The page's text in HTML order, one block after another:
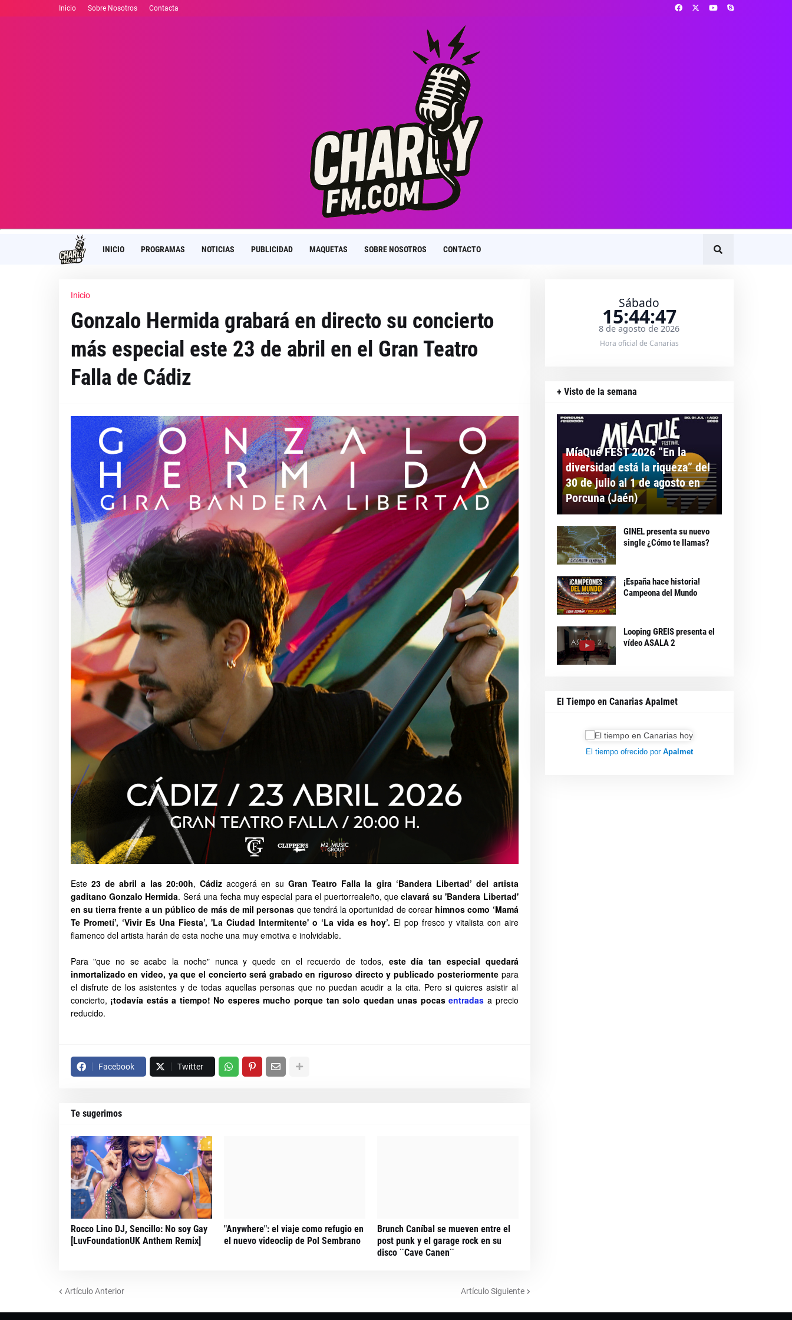
Inicio Sobre Nosotros Contacta
INICIO PROGRAMAS NOTICIAS PUBLICIDAD MAQUETAS SOBRE NOSOTROS CONTACTO
Inicio
Gonzalo Hermida grabará en directo su concierto
más especial este 23 de abril en el Gran Teatro
Falla de Cádiz
Este 23 de abril a las 20:00h, Cádiz acogerá en su Gran Teatro Falla la gira ‘Bandera Libertad’ del artista
gaditano Gonzalo Hermida. Será una fecha muy especial para el puertorrealeño, queclavará su 'Bandera Libertad'
en su tierra frente a un público de más de mil personas que tendrá la oportunidad de corearhimnos como ‘Mamá
Te Prometí’, ‘Vivir Es Una Fiesta’, 'La Ciudad Intermitente' o ‘La vida es hoy’. El pop fresco y vitalista con aire
flamenco del artista harán de esta noche una muy emotiva e inolvidable.
Para "que no se acabe la noche" nunca y quede en el recuerdo de todos, este día tan especial quedará
inmortalizado en video, ya que el concierto será grabado en riguroso directo y publicado posteriormentepara
el disfrute de los asistentes y de todas aquellas personas que no puedan acudir a la cita. Pero si quieres asistir al
concierto, ¡todavía estás a tiempo! No esperes mucho porque tan solo quedan unas pocasentradas a precio
reducido.
Facebook Twitter
Te sugerimos
Rocco Lino DJ, Sencillo: No soy Gay
[LuvFoundationUK Anthem Remix]
"Anywhere": el viaje como refugio en
el nuevo videoclip de Pol Sembrano
Brunch Caníbal se mueven entre el
post punk y el garage rock en su
disco ¨Cave Canen¨
Artículo Anterior Artículo Siguiente
Sábado
15:44:48
8 de agosto de 2026
Hora oficial de Canarias
+ Visto de la semana
MíaQué FEST 2026 “En la
diversidad está la riqueza” del
30 de julio al 1 de agosto en
Porcuna (Jaén)
GINEL presenta su nuevo
single ¿Cómo te llamas?
¡España hace historia!
Campeona del Mundo
Looping GREIS presenta el
vídeo ASALA 2
El Tiempo en Canarias Apalmet
El tiempo ofrecido por Apalmet